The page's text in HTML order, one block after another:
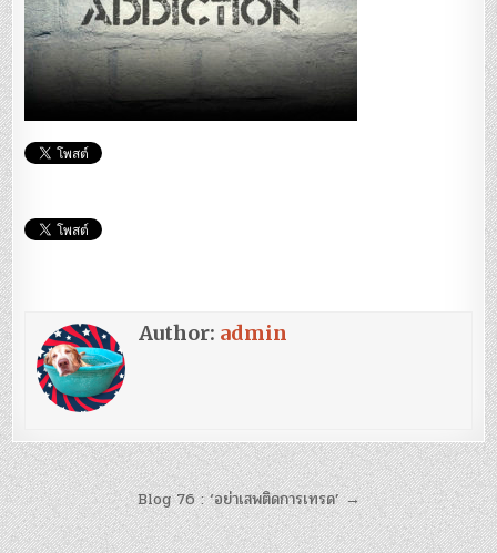
Author: admin
แนะแนว
เรื่อง
Blog 76 : ‘อย่าเสพติดการเทรด’ →